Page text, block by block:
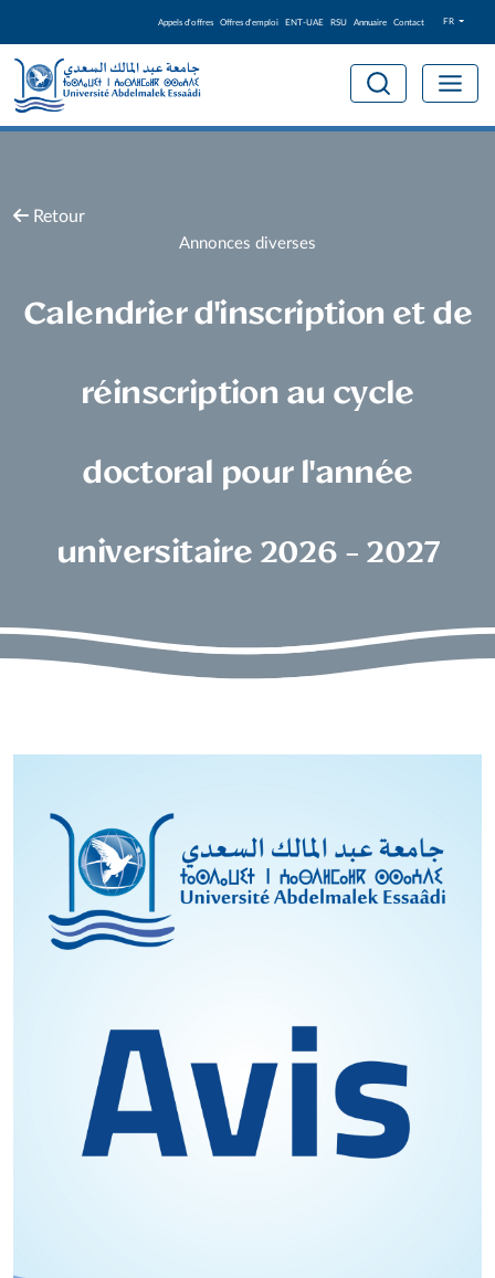
FR
Appels d'offres Offres d'emploi ENT-UAE RSU Annuaire Contact
Retour
Annonces diverses
Calendrier d'inscription et de
réinscription au cycle
doctoral pour l'année
universitaire 2026 - 2027